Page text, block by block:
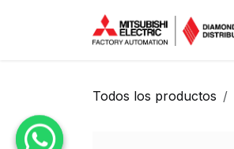
Todos los productos